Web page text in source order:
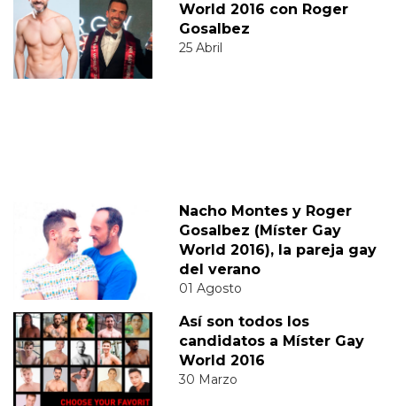
World 2016 con Roger
Gosalbez
25 Abril
Nacho Montes y Roger
Gosalbez (Míster Gay
World 2016), la pareja gay
del verano
01 Agosto
Así son todos los
candidatos a Míster Gay
World 2016
30 Marzo